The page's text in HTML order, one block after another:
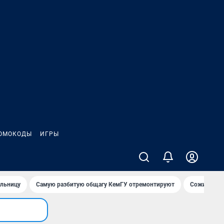
ИГРЫ
Самую разбитую общагу КемГУ отремонтируют